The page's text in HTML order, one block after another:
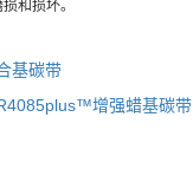
和损坏。
基碳带
增强蜡基碳带